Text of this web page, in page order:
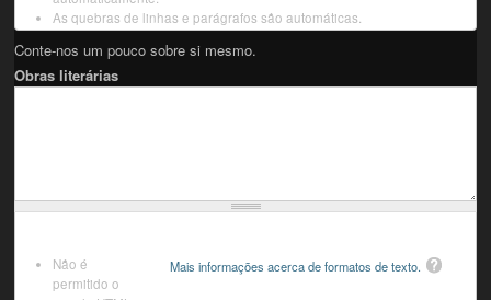
As quebras de linhas e parágrafos são automáticas.
Conte-nos um pouco sobre si mesmo.
Obras literárias
Mais informações acerca de formatos de texto.
Não é
permitido o